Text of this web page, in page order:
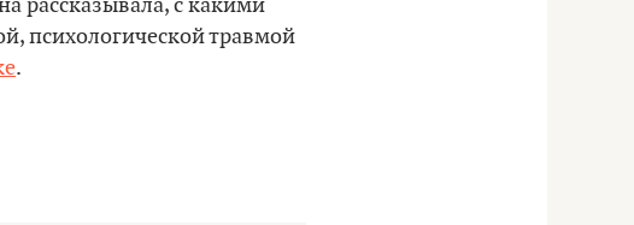
психологической травмой
.